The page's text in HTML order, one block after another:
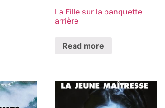
La Fille sur la banquette
arrière
Read more